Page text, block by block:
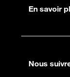
En savoir
Nous